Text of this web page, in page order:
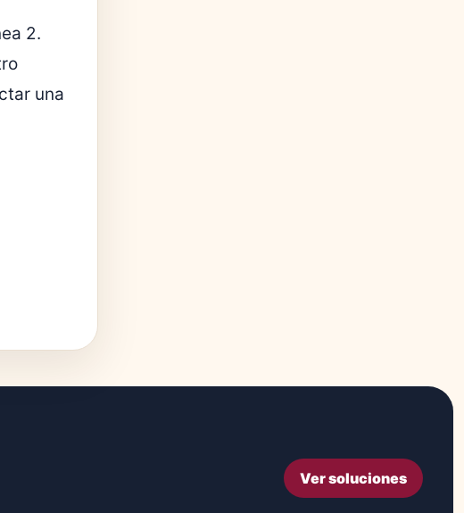
2.
una
Ver soluciones